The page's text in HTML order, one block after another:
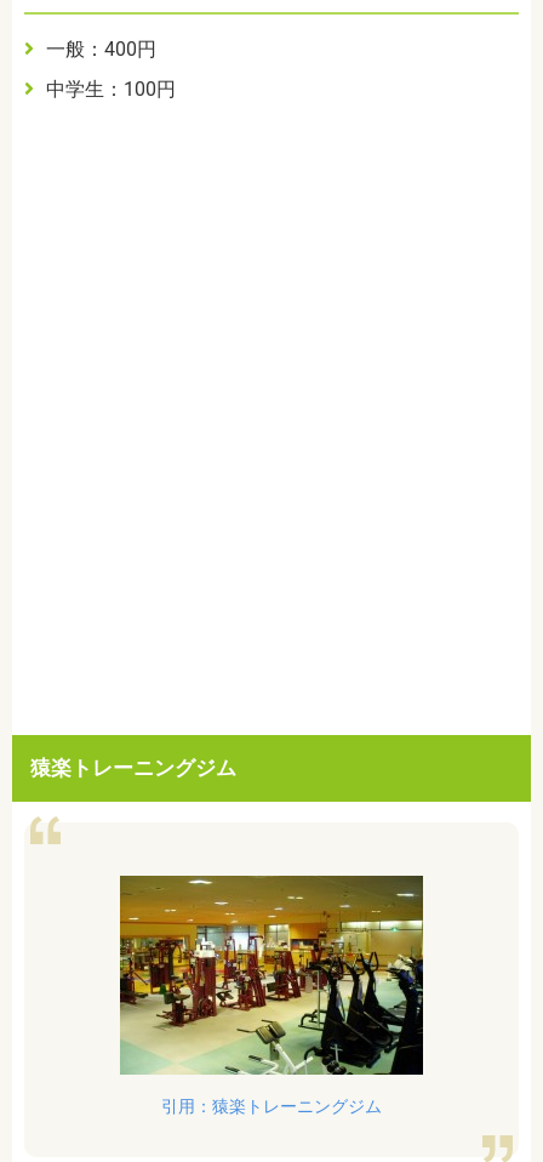
一般：400円
中学生：100円
猿楽トレーニングジム
引用：猿楽トレーニングジム